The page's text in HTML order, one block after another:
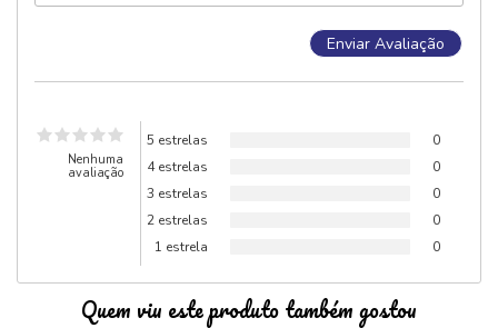
Nenhuma
avaliação
5 estrelas
0
4 estrelas
0
3 estrelas
0
2 estrelas
0
1 estrela
0
Quem viu este produto também gostou